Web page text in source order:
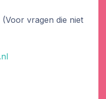
vragen die niet